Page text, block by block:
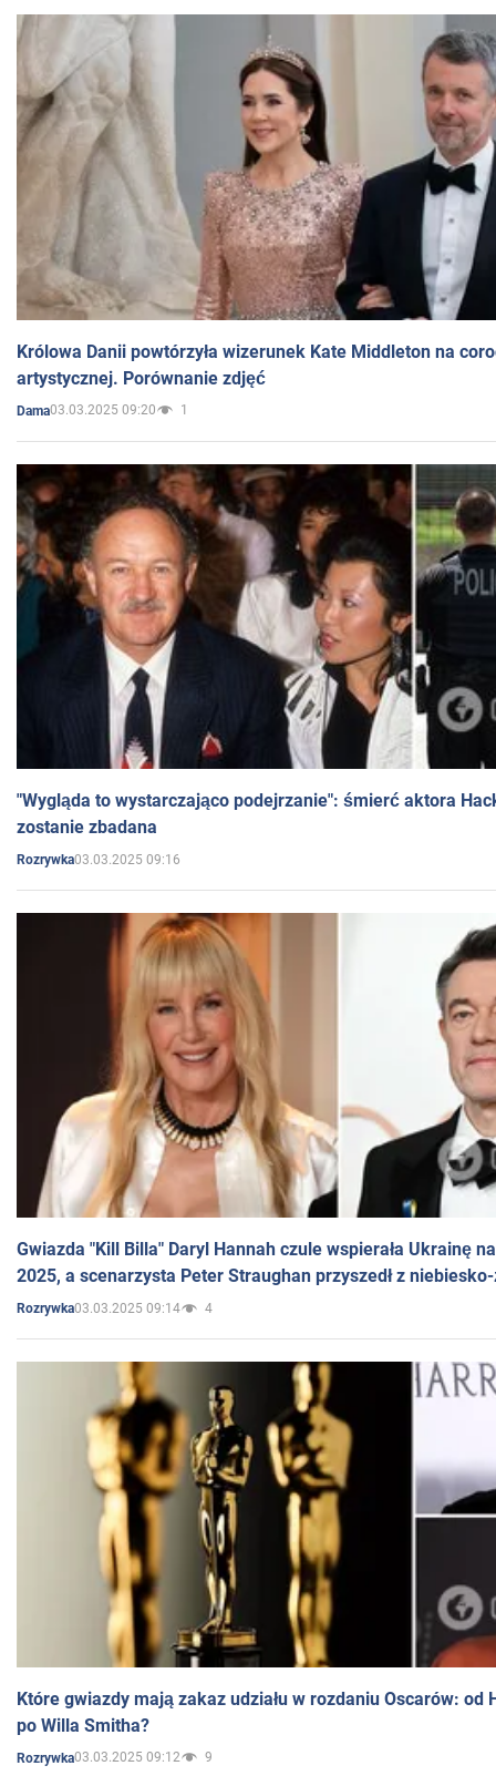
Królowa Danii powtórzyła wizerunek Kate Middleton na
artystycznej. Porównanie zdjęć
Dama03.03.2025 09:20 1
"Wygląda to wystarczająco podejrzanie": śmierć aktora
zostanie zbadana
Rozrywka03.03.2025 09:16
Gwiazda "Kill Billa" Daryl Hannah czule wspierała Ukrainę
2025, a scenarzysta Peter Straughan przyszedł z
Rozrywka03.03.2025 09:14 4
Które gwiazdy mają zakaz udziału w rozdaniu Oscarów: od
po Willa Smitha?
Rozrywka03.03.2025 09:12 9